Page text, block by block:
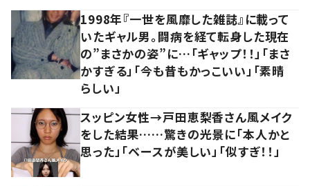
1998年『一世を風靡した雑誌』に載って
いたギャル男。闘病を経て転身した現在
の”まさかの姿”に…「ギャップ！！」「まさ
かすぎる」「今も昔もかっこいい」「素晴
らしい」
スッピン女性→戸田恵梨香さん風メイク
をした結果……驚きの光景に「本人かと
思った」「ベースが美しい」「似すぎ！！」